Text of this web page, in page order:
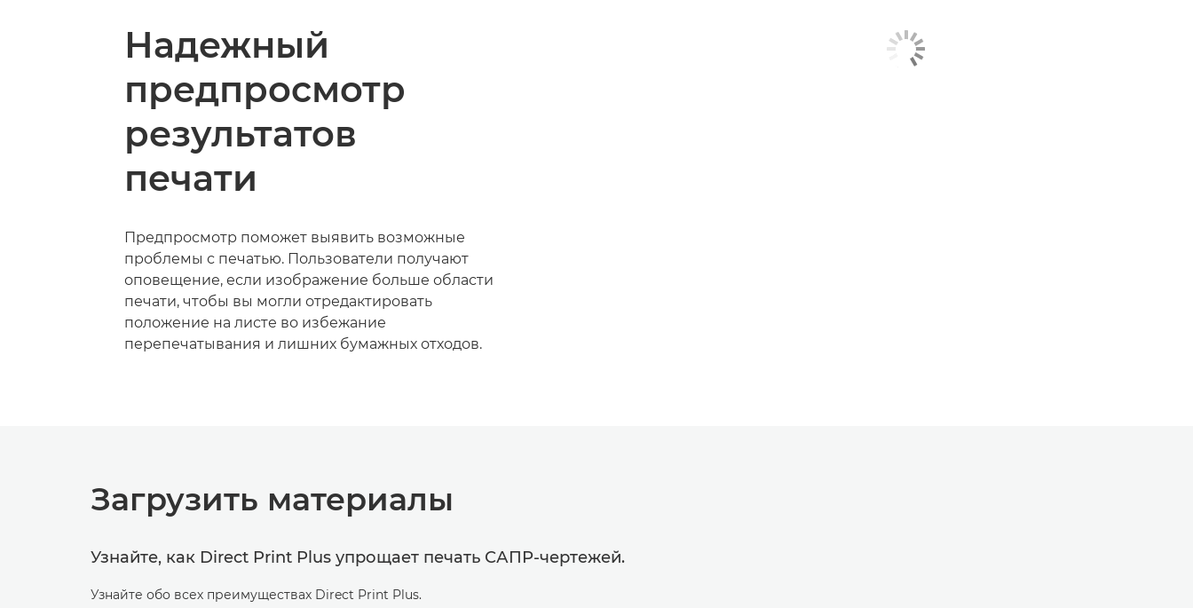
Надежный
предпросмотр
результатов
печати
Предпросмотр поможет выявить возможные
проблемы с печатью. Пользователи получают
оповещение, если изображение больше области
печати, чтобы вы могли отредактировать
положение на листе во избежание
перепечатывания и лишних бумажных отходов.
Загрузить материалы
Узнайте, как Direct Print Plus упрощает печать САПР-чертежей.
Узнайте обо всех преимуществах Direct Print Plus.